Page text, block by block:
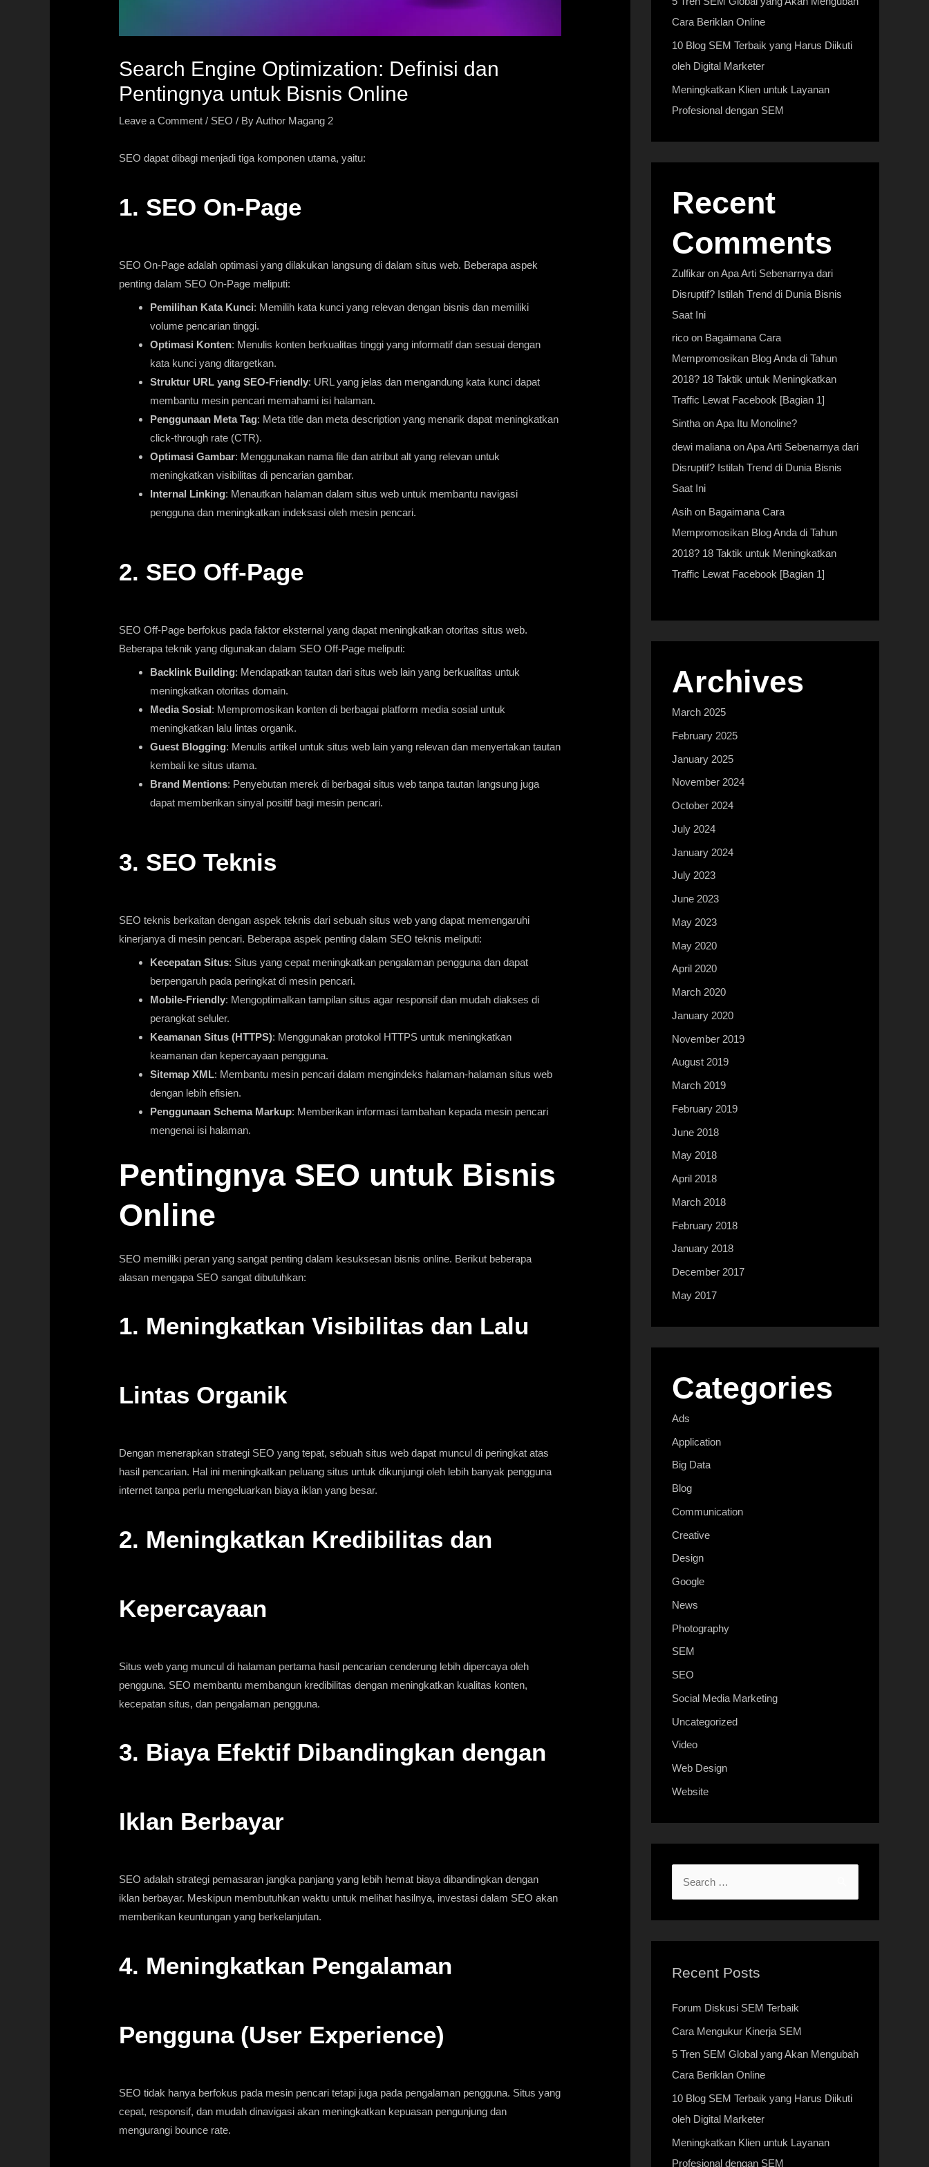
Search Engine Optimization: Definisi dan
Pentingnya untuk Bisnis Online
Leave a Comment / SEO / ByAuthor Magang 2
SEO dapat dibagi menjadi tiga komponen utama, yaitu:
1. SEO On-Page
SEO On-Page adalah optimasi yang dilakukan langsung di dalam situs web. Beberapa aspek
penting dalam SEO On-Page meliputi:
Pemilihan Kata Kunci: Memilih kata kunci yang relevan dengan bisnis dan memiliki
volume pencarian tinggi.
Optimasi Konten: Menulis konten berkualitas tinggi yang informatif dan sesuai dengan
kata kunci yang ditargetkan.
Struktur URL yang SEO-Friendly: URL yang jelas dan mengandung kata kunci dapat
membantu mesin pencari memahami isi halaman.
Penggunaan Meta Tag: Meta title dan meta description yang menarik dapat meningkatkan
click-through rate (CTR).
Optimasi Gambar: Menggunakan nama file dan atribut alt yang relevan untuk
meningkatkan visibilitas di pencarian gambar.
Internal Linking: Menautkan halaman dalam situs web untuk membantu navigasi
pengguna dan meningkatkan indeksasi oleh mesin pencari.
2. SEO Off-Page
SEO Off-Page berfokus pada faktor eksternal yang dapat meningkatkan otoritas situs web.
Beberapa teknik yang digunakan dalam SEO Off-Page meliputi:
Backlink Building: Mendapatkan tautan dari situs web lain yang berkualitas untuk
meningkatkan otoritas domain.
Media Sosial: Mempromosikan konten di berbagai platform media sosial untuk
meningkatkan lalu lintas organik.
Guest Blogging: Menulis artikel untuk situs web lain yang relevan dan menyertakan tautan
kembali ke situs utama.
Brand Mentions: Penyebutan merek di berbagai situs web tanpa tautan langsung juga
dapat memberikan sinyal positif bagi mesin pencari.
3. SEO Teknis
SEO teknis berkaitan dengan aspek teknis dari sebuah situs web yang dapat memengaruhi
kinerjanya di mesin pencari. Beberapa aspek penting dalam SEO teknis meliputi:
Kecepatan Situs: Situs yang cepat meningkatkan pengalaman pengguna dan dapat
berpengaruh pada peringkat di mesin pencari.
Mobile-Friendly: Mengoptimalkan tampilan situs agar responsif dan mudah diakses di
perangkat seluler.
Keamanan Situs (HTTPS): Menggunakan protokol HTTPS untuk meningkatkan
keamanan dan kepercayaan pengguna.
Sitemap XML: Membantu mesin pencari dalam mengindeks halaman-halaman situs web
dengan lebih efisien.
Penggunaan Schema Markup: Memberikan informasi tambahan kepada mesin pencari
mengenai isi halaman.
Pentingnya SEO untuk Bisnis
Online
SEO memiliki peran yang sangat penting dalam kesuksesan bisnis online. Berikut beberapa
alasan mengapa SEO sangat dibutuhkan:
1. Meningkatkan Visibilitas dan Lalu
Lintas Organik
Dengan menerapkan strategi SEO yang tepat, sebuah situs web dapat muncul di peringkat atas
hasil pencarian. Hal ini meningkatkan peluang situs untuk dikunjungi oleh lebih banyak pengguna
internet tanpa perlu mengeluarkan biaya iklan yang besar.
2. Meningkatkan Kredibilitas dan
Kepercayaan
Situs web yang muncul di halaman pertama hasil pencarian cenderung lebih dipercaya oleh
pengguna. SEO membantu membangun kredibilitas dengan meningkatkan kualitas konten,
kecepatan situs, dan pengalaman pengguna.
3. Biaya Efektif Dibandingkan dengan
Iklan Berbayar
SEO adalah strategi pemasaran jangka panjang yang lebih hemat biaya dibandingkan dengan
iklan berbayar. Meskipun membutuhkan waktu untuk melihat hasilnya, investasi dalam SEO akan
memberikan keuntungan yang berkelanjutan.
4. Meningkatkan Pengalaman
Pengguna (User Experience)
SEO tidak hanya berfokus pada mesin pencari tetapi juga pada pengalaman pengguna. Situs yang
cepat, responsif, dan mudah dinavigasi akan meningkatkan kepuasan pengunjung dan
mengurangi bounce rate.
Cara Beriklan Online
10 Blog SEM Terbaik yang Harus Diikuti
oleh Digital Marketer
Meningkatkan Klien untuk Layanan
Profesional dengan SEM
Recent
Comments
Zulfikar onApa Arti Sebenarnya dari
Disruptif? Istilah Trend di Dunia Bisnis
Saat Ini
rico on Bagaimana Cara
Mempromosikan Blog Anda di Tahun
2018? 18 Taktik untuk Meningkatkan
Traffic Lewat Facebook [Bagian 1]
Sintha onApa Itu Monoline?
dewi maliana onApa Arti Sebenarnya dari
Disruptif? Istilah Trend di Dunia Bisnis
Saat Ini
Asih on Bagaimana Cara
Mempromosikan Blog Anda di Tahun
2018? 18 Taktik untuk Meningkatkan
Traffic Lewat Facebook [Bagian 1]
Archives
March 2025
February 2025
January 2025
November 2024
October 2024
July 2024
January 2024
July 2023
June 2023
May 2023
May 2020
April 2020
March 2020
January 2020
November 2019
August 2019
March 2019
February 2019
June 2018
May 2018
April 2018
March 2018
February 2018
January 2018
December 2017
May 2017
Categories
Ads
Application
Big Data
Blog
Communication
Creative
Design
Google
News
Photography
SEM
SEO
Social Media Marketing
Uncategorized
Video
Web Design
Website
Recent Posts
Forum Diskusi SEM Terbaik
Cara Mengukur Kinerja SEM
5 Tren SEM Global yang Akan Mengubah
Cara Beriklan Online
10 Blog SEM Terbaik yang Harus Diikuti
oleh Digital Marketer
Meningkatkan Klien untuk Layanan
Profesional dengan SEM